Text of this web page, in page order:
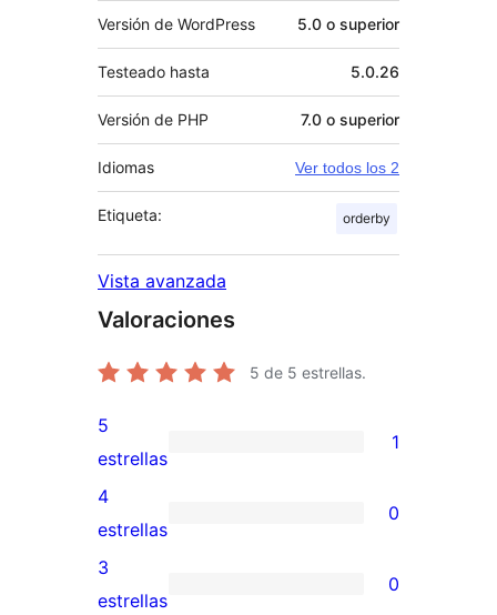
Versión de WordPress 5.0 o superior
Testeado hasta 5.0.26
Versión de PHP 7.0 o superior
Idiomas Ver todos los 2
Etiqueta: orderby
Vista avanzada
Valoraciones
5 de 5 estrellas.
1
valoración
de
5
estrellas
5
estrellas
1
0
valoraciones
de
4
estrellas
0
0
3
estrellas
0